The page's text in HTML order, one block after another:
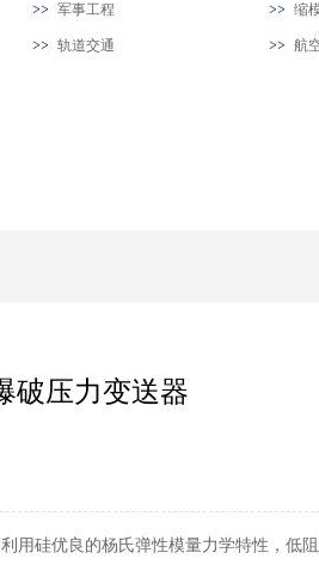
军事工程 缩
轨道交通 航
破压力变送器
用硅优良的杨氏弹性模量力学特性，低